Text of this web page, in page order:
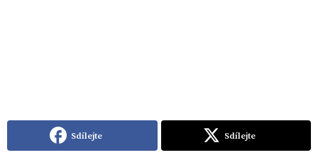
Sdílejte Sdílejte